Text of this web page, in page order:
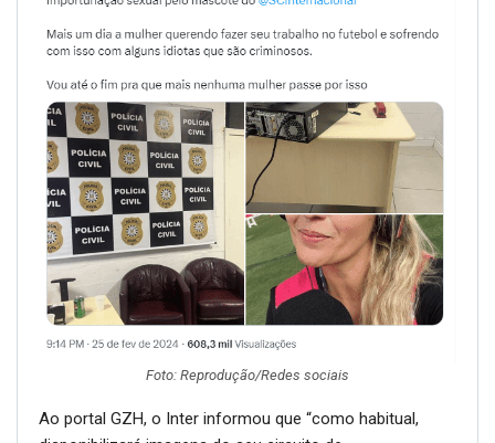
Foto: Reprodução/Redes sociais
Ao portal GZH, o Inter informou que “como habitual,